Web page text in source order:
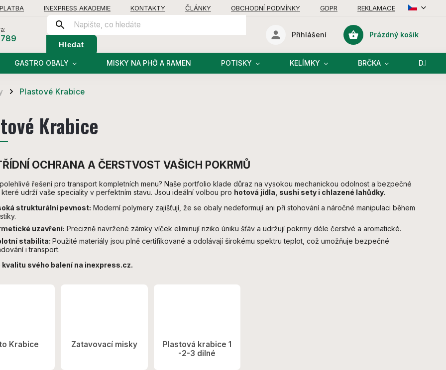
INEXPRESS AKADEMIE KONTAKTY ČLÁNKY OBCHODNÍ PODMÍNKY GDPR REKLAMACE
Hledat
Nákupní
Prázdný košík
Přihlášení
GASTRO OBALY MISKY NA PHỞ A RAMEN POTISKY KELÍMKY BRČKA D.I.Y
/ Plastové Krabice
Krabice
OCHRANA A ČERSTVOST VAŠICH POKRMŮ
řešení pro transport kompletních menu? Naše portfolio klade důraz na vysokou mechanickou odolnost a bezpečné
které udrží vaše speciality v perfektním stavu. Jsou ideální volbou pro hotová jídla, sushi sety i chlazené lahůdky.
strukturální pevnost: Moderní polymery zajišťují, že se obaly nedeformují ani při stohování a náročné manipulaci během
uzavření: Precizně navržené zámky víček eliminují riziko úniku šťáv a udržují pokrmy déle čerstvé a aromatické.
stabilita: Použité materiály jsou plně certifikované a odolávají širokému spektru teplot, což umožňuje bezpečné
i transport.
svého balení na inexpress.cz.
Krabice Zatavovací misky
Plastová krabice 1
-2-3 dilné